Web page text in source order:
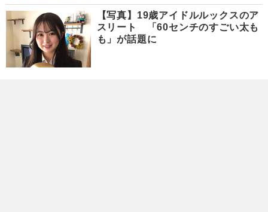
【写真】19歳アイドルルックスのア
スリート 「60センチのすごい太も
も」が話題に